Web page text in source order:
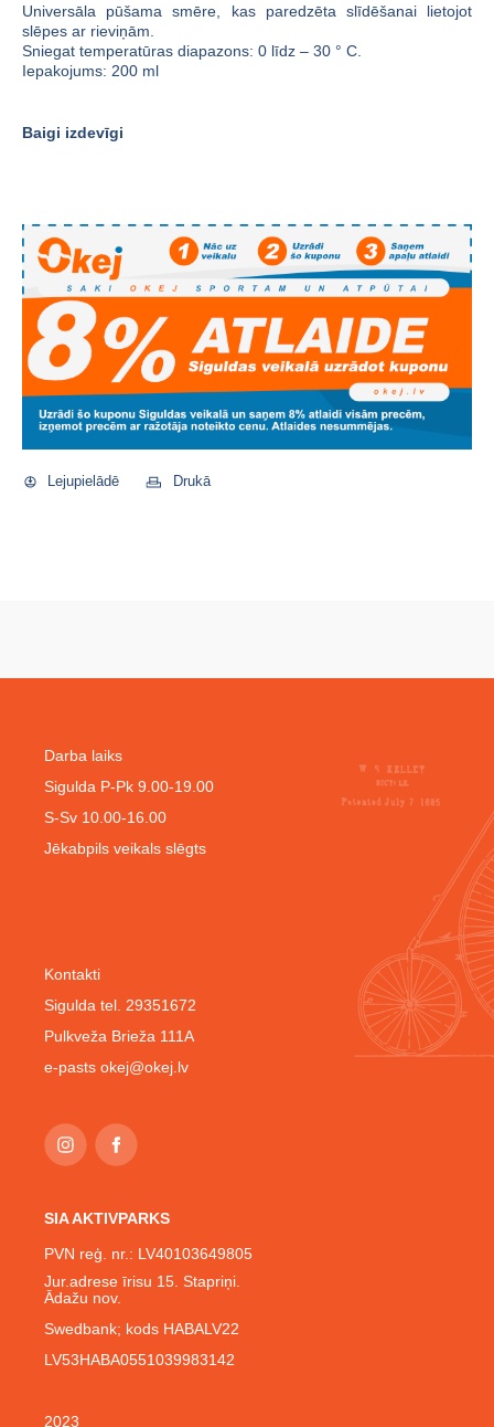
Universāla pūšama smēre, kas paredzēta slīdēšanai lietojot
slēpes ar rieviņām.
Sniegat temperatūras diapazons: 0 līdz – 30 ° C.
Iepakojums: 200 ml
Baigi izdevīgi
Lejupielādē Drukā
Kontakti
Sigulda tel. 29351672
Pulkveža Brieža 111A
e-pasts okej@okej.lv
Darba laiks
Sigulda P-Pk 9.00-19.00
S-Sv 10.00-16.00
Jēkabpils veikals slēgts
SIA AKTIVPARKS
PVN reģ. nr.: LV40103649805
Jur.adrese īrisu 15. Stapriņi.
Ādažu nov.
Swedbank; kods HABALV22
LV53HABA0551039983142
2023